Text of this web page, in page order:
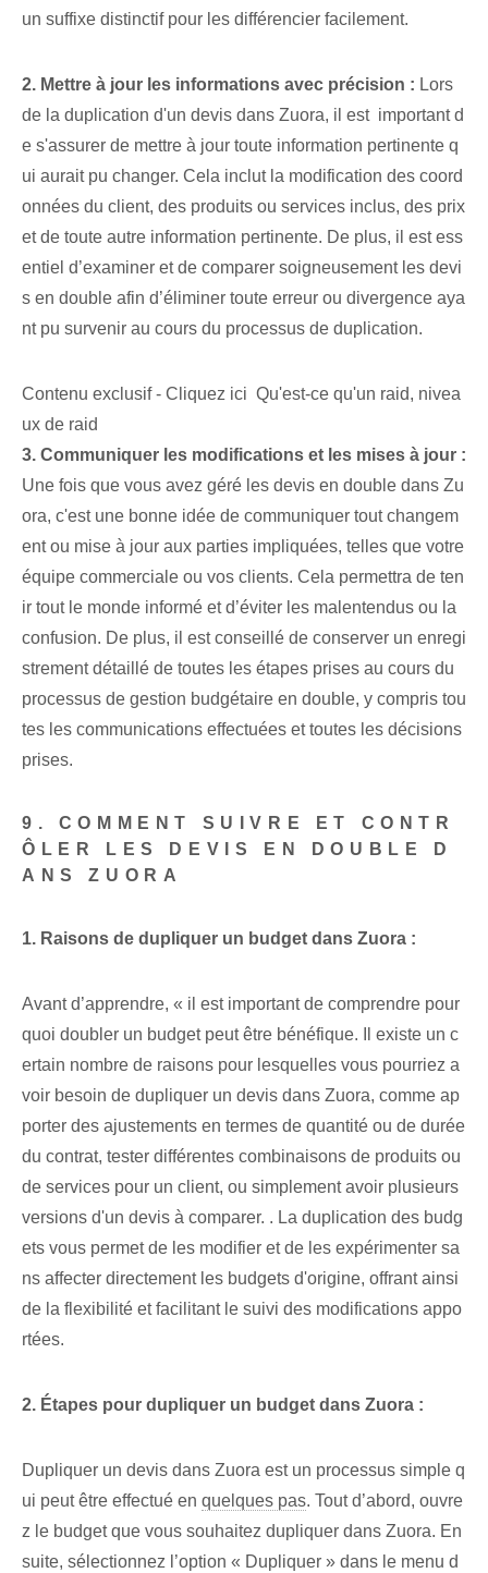
un suffixe distinctif pour les différencier facilement.
2. Mettre à jour les informations avec précision : ⁢Lors
de la duplication d'un devis dans Zuora,⁤ il est ⁤ important d
e s'assurer de mettre à jour toute information pertinente q
ui aurait pu changer. Cela inclut la modification des coord
onnées du client, des produits ou services inclus, des prix
et de toute autre information pertinente. De plus, il est ess
entiel d’examiner et de comparer soigneusement les devi
s en double afin d’éliminer toute erreur ou divergence aya
nt pu survenir au cours du processus de duplication.
Contenu exclusif - Cliquez ici Qu'est-ce qu'un raid, nivea
ux de raid
3. Communiquer les modifications et les mises à jour :
Une fois que vous avez géré les devis en double dans Zu
ora, c'est une bonne idée de communiquer tout changem
ent ou mise à jour aux parties impliquées, telles que votre
équipe commerciale ou vos clients. Cela permettra de ten
ir tout le monde informé et d’éviter les malentendus ou la
confusion. De plus, il est conseillé de conserver un enregi
strement détaillé⁤ de toutes les étapes prises au cours du
processus de gestion budgétaire en double, y compris tou
tes les communications⁢ effectuées et toutes les décisions
prises.
9.‍ COMMENT SUIVRE ET CONTR
ÔLER LES DEVIS EN DOUBLE D
ANS ZUORA
1. Raisons de dupliquer un budget dans Zuora :
Avant d’apprendre, « il est important de comprendre pour
quoi doubler un budget peut être bénéfique. Il existe un c
ertain nombre de raisons pour lesquelles vous pourriez a
voir besoin de dupliquer un devis dans Zuora, comme ap
porter des ajustements en termes de quantité ou de durée
du contrat, tester différentes combinaisons de produits ou
de services pour un client, ou simplement avoir plusieurs
versions d'un devis à comparer. . La duplication des budg
ets vous permet de les modifier et de les expérimenter sa
ns affecter directement les budgets d'origine, offrant ainsi
de la flexibilité et facilitant le suivi des modifications appo
rtées.
2. Étapes pour dupliquer un budget dans Zuora :
Dupliquer un devis dans Zuora est un processus simple q
ui peut être effectué en quelques pas. Tout d’abord, ouvre
z le budget que vous souhaitez dupliquer dans Zuora. En
suite, sélectionnez l’option « Dupliquer » dans le menu d